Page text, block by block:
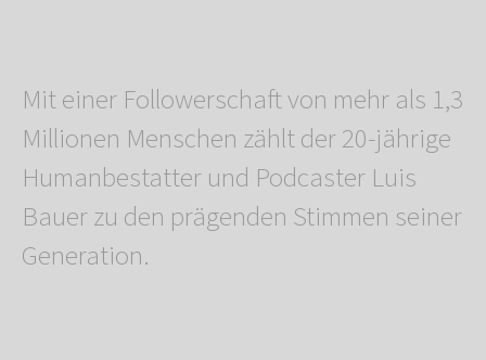
Mit einer Followerschaft von mehr als 1,3
Millionen Menschen zählt der 20-jährige
Humanbestatter und Podcaster Luis
Bauer zu den prägenden Stimmen seiner
Generation.